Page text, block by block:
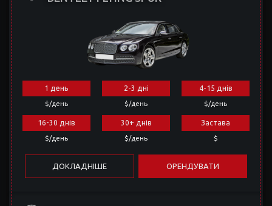
1 день
$/день
2-3 дні
$/день
4-15 днів
$/день
16-30 днів
$/день
30+ днів
$/день
Застава
$
ДОКЛАДНІШЕ ОРЕНДУВАТИ